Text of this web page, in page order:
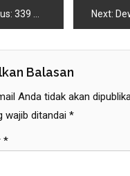
339 UMKM Meriahkan Produk Unggulan Pasar Kreatif Bandung 2026 Next: Dewan Ajak
Balasan
Anda tidak akan
wajib ditandai *
*